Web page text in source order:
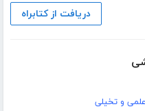
دریافت از کتابراه
علمی و تخیلی